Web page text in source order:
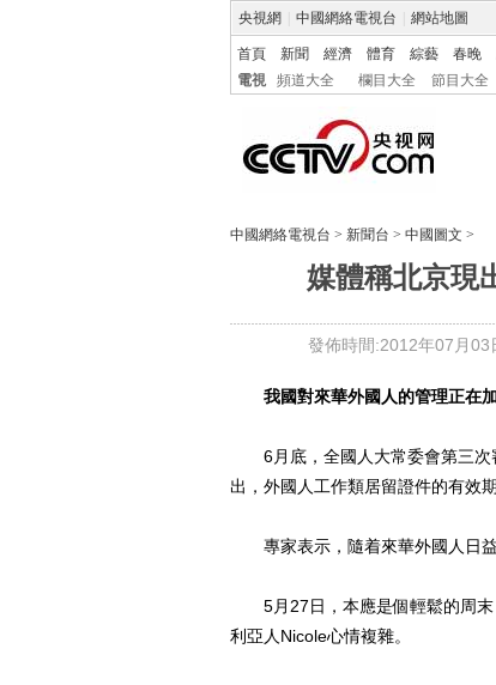
央視網 中國網絡電視台 網站地圖
首頁 新聞 經濟 體育 綜藝 春晚
電視
頻道大全 欄目大全 節目大全
中國網絡電視台 > 新聞台 > 中國圖文 >
媒體稱北京現
發佈時間:2012年07月03
我國對來華外國人的管理正在加
6月底，全國人大常委會第三次
出，外國人工作類居留證件的有效
專家表示，隨着來華外國人日益
5月27日，本應是個輕鬆的周末
利亞人Nicole心情複雜。